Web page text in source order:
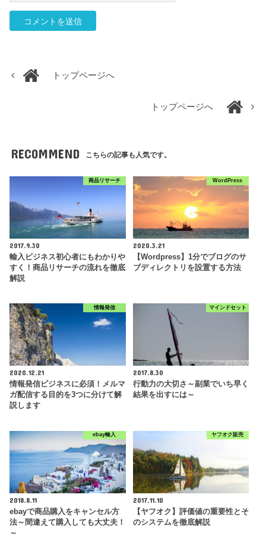
トップページへ
トップページへ
RECOMMEND こちらの記事も人気です。
商品リサーチ
2017.9.30
輸入ビジネス初心者にもわかりや
すく！商品リサーチの流れを徹底
解説
WordPress
2020.3.21
【Wordpress】1分でブログのサ
ブディレクトリを設置する方法
情報発信
2020.12.21
情報発信ビジネスに必須！メルマ
ガ配信する目的を3つに分けて解
説します
マインドセット
2017.8.30
行動力の大切さ～副業でいち早く
結果を出すには～
ebay輸入
2018.8.11
ebayで商品購入をキャンセル方
法～間違えて購入しても大丈夫！
～
ヤフオク販売
2017.11.10
【ヤフオク】評価値の重要性とそ
のシステムを徹底解説